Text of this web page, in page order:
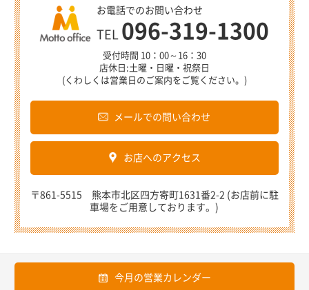
お電話でのお問い合わせ
TEL 096-319-1300
受付時間 10：00～16：30
店休日:土曜・日曜・祝祭日
(くわしくは営業日のご案内をご覧ください。)
メールでの問い合わせ
お店へのアクセス
〒861-5515 熊本市北区四方寄町1631番2-2 (お店前に駐
車場をご用意しております。)
今月の営業カレンダー